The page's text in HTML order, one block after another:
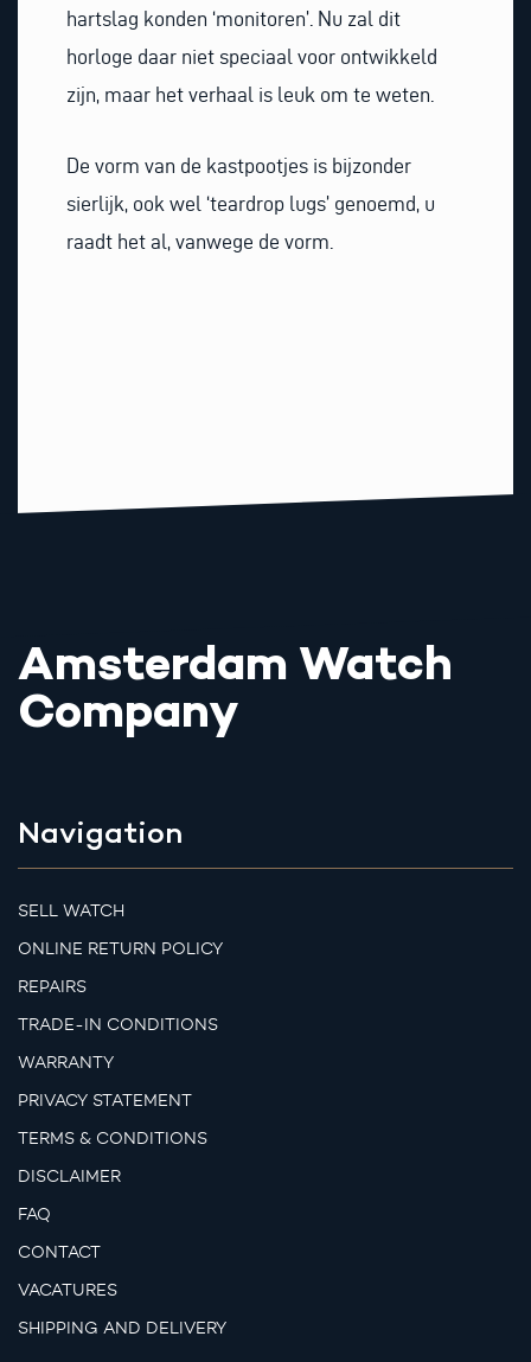
hartslag konden ‘monitoren’. Nu zal dit
horloge daar niet speciaal voor ontwikkeld
zijn, maar het verhaal is leuk om te weten.
De vorm van de kastpootjes is bijzonder
sierlijk, ook wel ‘teardrop lugs’ genoemd, u
raadt het al, vanwege de vorm.
Amsterdam Watch
Company
Navigation
SELL WATCH
ONLINE RETURN POLICY
REPAIRS
TRADE-IN CONDITIONS
WARRANTY
PRIVACY STATEMENT
TERMS & CONDITIONS
DISCLAIMER
FAQ
CONTACT
VACATURES
SHIPPING AND DELIVERY